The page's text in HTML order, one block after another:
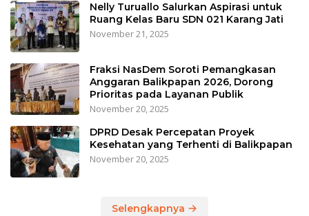
Nelly Turuallo Salurkan Aspirasi untuk
Ruang Kelas Baru SDN 021 Karang Jati
November 21, 2025
Fraksi NasDem Soroti Pemangkasan
Anggaran Balikpapan 2026, Dorong
Prioritas pada Layanan Publik
November 20, 2025
DPRD Desak Percepatan Proyek
Kesehatan yang Terhenti di Balikpapan
November 20, 2025
Selengkapnya